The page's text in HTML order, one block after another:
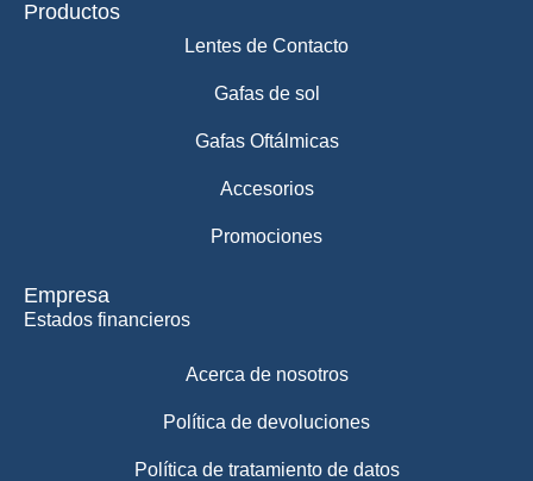
Productos
Lentes de Contacto
Gafas de sol
Gafas Oftálmicas
Accesorios
Promociones
Empresa
Estados financieros
Acerca de nosotros
Política de devoluciones
Política de tratamiento de datos